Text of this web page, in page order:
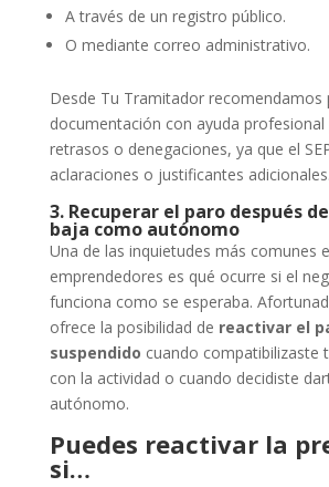
A través de un registro público.
O mediante correo administrativo.
Desde Tu Tramitador recomendamos
documentación con ayuda profesional
retrasos o denegaciones, ya que el
aclaraciones o justificantes adicionales.
3. Recuperar el paro después
baja como autónomo
Una de las inquietudes más comunes
emprendedores es qué ocurre si el
funciona como se esperaba.
ofrece la posibilidad de reactivar el
suspendido cuando compatibilizaste
con la actividad o cuando decidiste
autónomo.
Puedes reactivar la
si…